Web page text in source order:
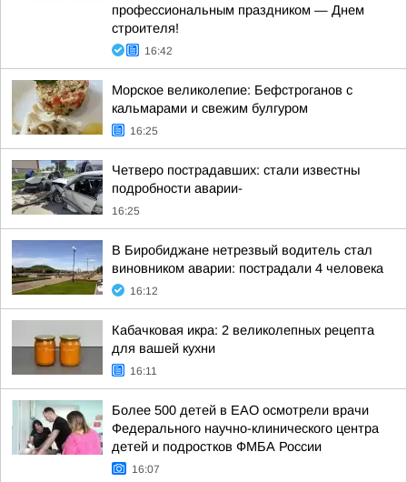
профессиональным праздником — Днем
строителя!
16:42
Морское великолепие: Бефстроганов с
кальмарами и свежим булгуром
16:25
Четверо пострадавших: стали известны
подробности аварии-
16:25
В Биробиджане нетрезвый водитель стал
виновником аварии: пострадали 4 человека
16:12
Кабачковая икра: 2 великолепных рецепта
для вашей кухни
16:11
Более 500 детей в ЕАО осмотрели врачи
Федерального научно-клинического центра
детей и подростков ФМБА России
16:07